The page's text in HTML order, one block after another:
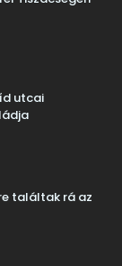
utcai
találtak rá az